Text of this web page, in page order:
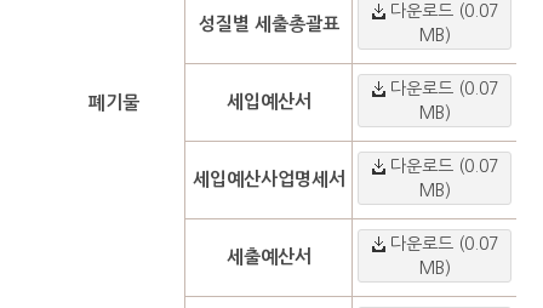
폐기물
성질별 세출총괄표
다운로드 (0.07
MB)
세입예산서
다운로드 (0.07
MB)
세입예산사업명세서
다운로드 (0.07
MB)
세출예산서
다운로드 (0.07
MB)